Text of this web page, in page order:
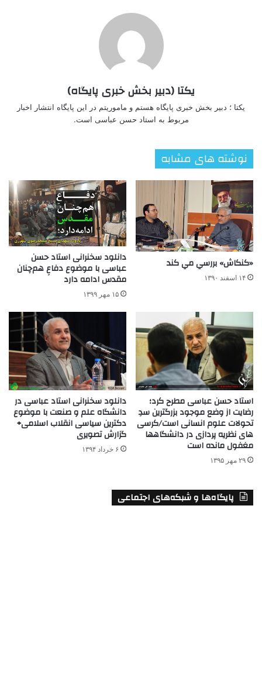
یکتا (دبیر بخش خبری پایگاه)
یکتا ؛ دبیر بخش خبری پایگاه هستم و ماموریتم در این پایگاه انتشار اخبار
مربوط به استاد حسن عباسی است.
نوشته های مشابه
«كنكاش» بررسي مي كند
۱۴ اسفند ۱۳۹۰
دانلود سخنرانی استاد حسن
عباسی با موضوع دفاعِ هم‌چنان
مقدس ادامه دارد
۱۵ مهر ۱۳۹۹
استاد حسن عباسی مطرح کرد؛
رضایت از وضع موجود بزرگترین سدِ
تحولات علوم انسانی است/کرسی
های نظریه پردازی در دانشگاهها
مغفول مانده است
۲۹ مهر ۱۳۹۵
دانلود سخنرانی استاد عباسی در
دانشگاه علم و صنعت با موضوع
دکترین سیاسی انقلاب اسلامی+
گزارش تصویری
۶ خرداد ۱۳۹۴
پایگاه‌ها و شبکه‌های اجتماعی